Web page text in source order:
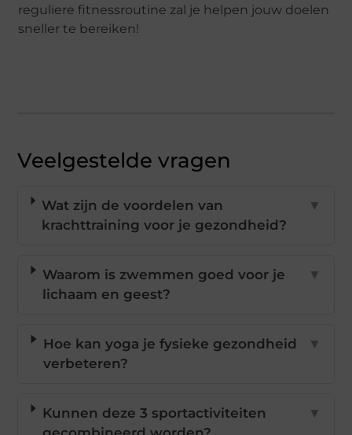
reguliere fitnessroutine zal je helpen jouw doelen
sneller te bereiken!
Veelgestelde vragen
Wat zijn de voordelen van
krachttraining voor je gezondheid?
▼
Waarom is zwemmen goed voor je
lichaam en geest?
▼
Hoe kan yoga je fysieke gezondheid
verbeteren?
▼
Kunnen deze 3 sportactiviteiten
▼